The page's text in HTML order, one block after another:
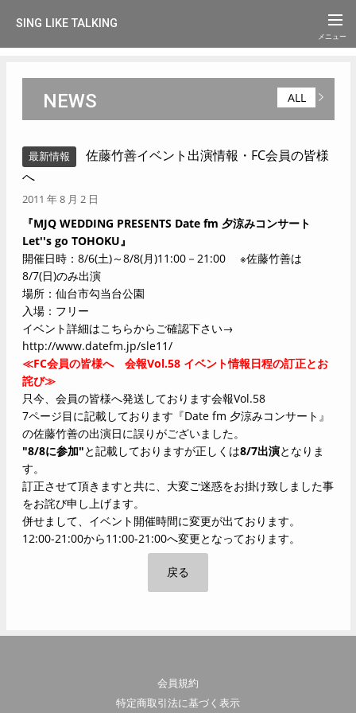
SING LIKE TALKING
NEWS ALL
最新情報
佐藤竹善イベント出演情報・FC会員の皆様
へ
2011 年 8 月 2 日
『MJQ WEDDING PRESENTS Date fm 夕涼みコンサート
Let''s go TOHOKU』
開催日時：8/6(土)～8/8(月)11:00－21:00 ※佐藤竹善は
8/7(日)のみ出演
場所：仙台市勾当台公園
入場：フリー
イベント詳細はこちらからご確認下さい→
http://www.datefm.jp/sle11/
≪FC会員の皆様へ 会報Vol.58 イベント情報日程の訂正とお
詫び≫
只今、会員の皆様へ発送しております会報Vol.58
7ページ目に記載しております『Date fm 夕涼みコンサート』
の佐藤竹善の出演日に誤りがございました。
"8/8に参加"と記載しておりますが正しくは8/7出演となりま
す。
訂正させて頂きますと共に、大変ご迷惑をお掛け致しました事
をお詫び申し上げます。
併せまして、イベント開催時間に変更が出ております。
12:00-21:00から11:00-21:00へ変更となっております。
戻る
会員規約
特定商取引法に基づく表示